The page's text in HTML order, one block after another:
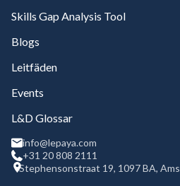
Skills Gap Analysis Tool
Blogs
Leitfäden
Events
L&D Glossar
info@lepaya.com
+31 20 808 2111
Stephensonstraat 19, 1097 BA,